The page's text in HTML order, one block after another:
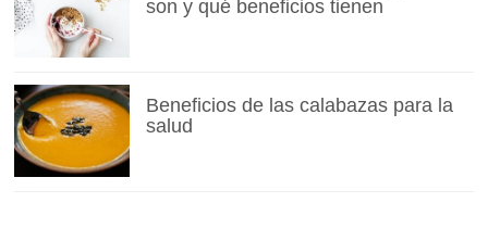
son y qué beneficios tienen
Beneficios de las calabazas para la
salud